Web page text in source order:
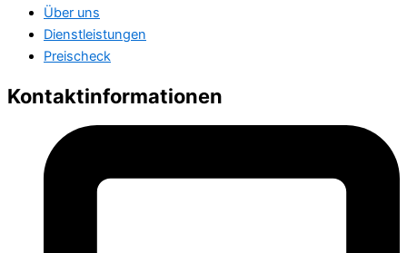
Über uns
Dienstleistungen
Preischeck
Kontaktinformationen